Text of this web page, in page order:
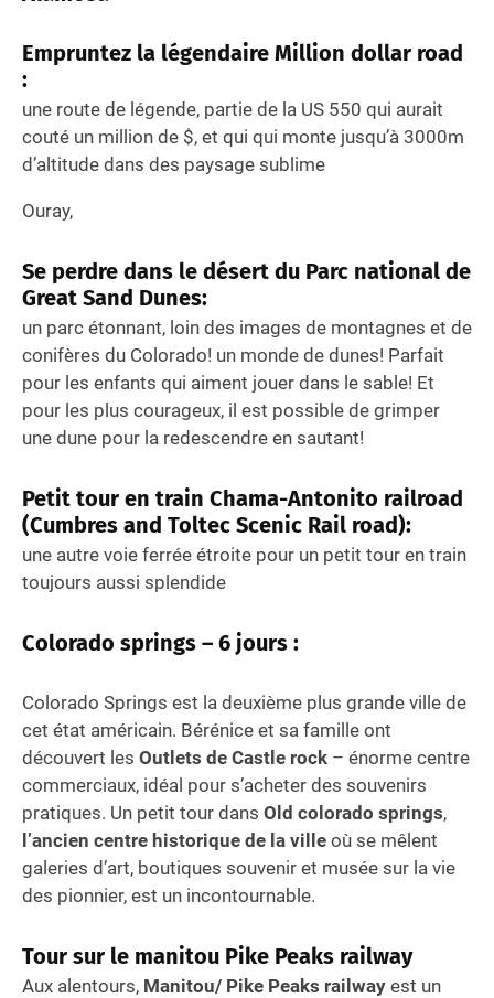
Empruntez la légendaire Million dollar road
:
une route de légende, partie de la US 550 qui aurait
couté un million de $, et qui qui monte jusqu’à 3000m
d’altitude dans des paysage sublime
Ouray,
Se perdre dans le désert du Parc national de
Great Sand Dunes:
un parc étonnant, loin des images de montagnes et de
conifères du Colorado! un monde de dunes! Parfait
pour les enfants qui aiment jouer dans le sable! Et
pour les plus courageux, il est possible de grimper
une dune pour la redescendre en sautant!
Petit tour en train Chama-Antonito railroad
(Cumbres and Toltec Scenic Rail road):
une autre voie ferrée étroite pour un petit tour en train
toujours aussi splendide
Colorado springs – 6 jours :
Colorado Springs est la deuxième plus grande ville de
cet état américain. Bérénice et sa famille ont
découvert les Outlets de Castle rock – énorme centre
commerciaux, idéal pour s’acheter des souvenirs
pratiques. Un petit tour dans Old colorado springs,
l’ancien centre historique de la ville où se mêlent
galeries d’art, boutiques souvenir et musée sur la vie
des pionnier, est un incontournable.
Tour sur le manitou Pike Peaks railway
Aux alentours, Manitou/ Pike Peaks railway est un